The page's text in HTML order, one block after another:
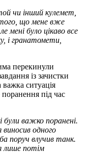
чи інший кулемет,
що мене вже
мені було цікаво все
і гранатомети,
перекинули
із зачистки
важка ситуація
під час
були важко поранені.
виносив одного
поруч влучив танк.
лише потім